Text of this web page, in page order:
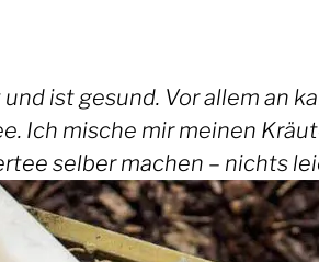
ist gesund. Vor allem an
Ich mische mir meinen
selber machen – nichts